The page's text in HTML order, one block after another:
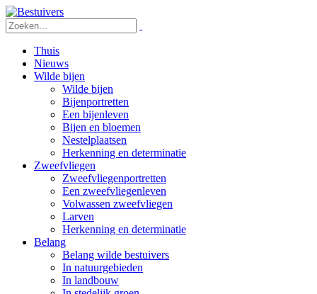
Thuis
Nieuws
Wilde bijen
Wilde bijen
Bijenportretten
Een bijenleven
Bijen en bloemen
Nestelplaatsen
Herkenning en determinatie
Zweefvliegen
Zweefvliegenportretten
Een zweefvliegenleven
Volwassen zweefvliegen
Larven
Herkenning en determinatie
Belang
Belang wilde bestuivers
In natuurgebieden
In landbouw